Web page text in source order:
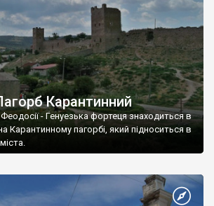
Карантинний
- Генуезька фортеця знаходиться в
Карантинному пагорбі, який підноситься в